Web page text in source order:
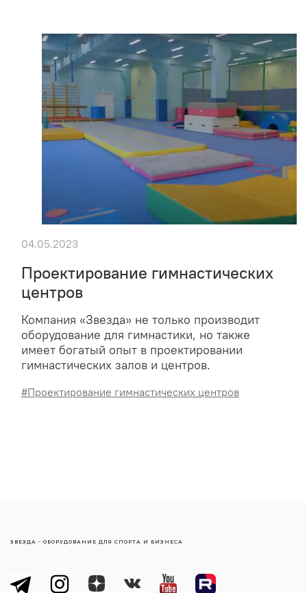
Проектирование гимнастических
центров
Компания «Звезда» не только производит
оборудование для гимнастики, но также
имеет богатый опыт в проектировании
гимнастических залов и центров.
04.05.2023
#Проектирование гимнастических центров
ЗВЕЗДА - ОБОРУДОВАНИЕ ДЛЯ СПОРТА И БИЗНЕСА